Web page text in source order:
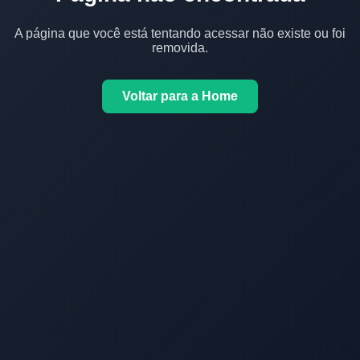
A página que você está tentando acessar não existe ou foi
removida.
Voltar para a Home